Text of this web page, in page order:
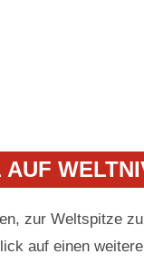
zur Weltspitze
auf einen